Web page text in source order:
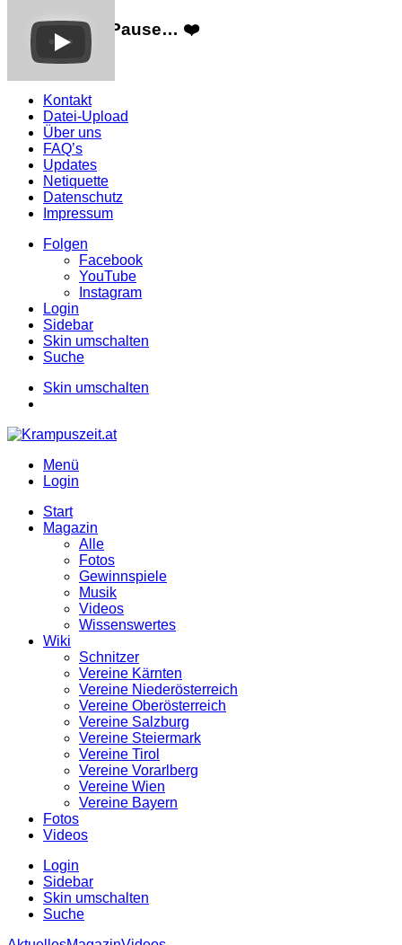
Wir machen Pause… ❤️
Kontakt
Datei-Upload
Über uns
FAQ’s
Updates
Netiquette
Datenschutz
Impressum
Folgen
Facebook
YouTube
Instagram
Login
Sidebar
Skin umschalten
Suche
Skin umschalten
Menü
Login
Start
Magazin
Alle
Fotos
Gewinnspiele
Musik
Videos
Wissenswertes
Wiki
Schnitzer
Vereine Kärnten
Vereine Niederösterreich
Vereine Oberösterreich
Vereine Salzburg
Vereine Steiermark
Vereine Tirol
Vereine Vorarlberg
Vereine Wien
Vereine Bayern
Fotos
Videos
Login
Sidebar
Skin umschalten
Suche